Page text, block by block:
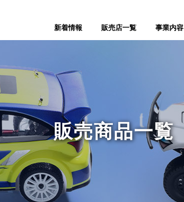
新着情報 販売店一覧 事業内容
販売商品一覧